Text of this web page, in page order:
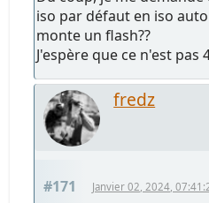
iso par défaut en iso
monte un flash??
J'espère que ce n'est pas
fredz
#171 Janvier 02, 2024,